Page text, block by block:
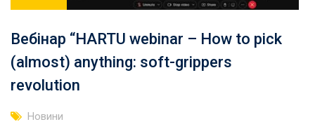
Вебінар “HARTU webinar – How to pick
(almost) anything: soft-grippers
revolution
Новини